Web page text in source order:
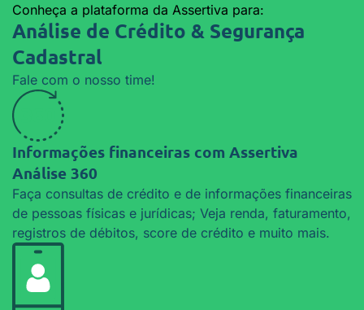
Conheça a plataforma da Assertiva para:
Análise de Crédito & Segurança
Cadastral
Fale com o nosso time!
Informações financeiras com Assertiva
Análise 360
Faça consultas de crédito e de informações financeiras
de pessoas físicas e jurídicas; Veja renda, faturamento,
registros de débitos, score de crédito e muito mais.